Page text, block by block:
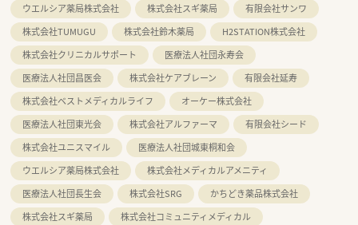
ウエルシア薬局株式会社
株式会社スギ薬局
有限会社サンワ
株式会社TUMUGU
株式会社鈴木薬局
H2STATION株式会社
株式会社クリニカルサポート
医療法人社団永寿会
医療法人社団昌医会
株式会社ケアブレーン
有限会社延寿
株式会社ベストメディカルライフ
オーケー株式会社
医療法人社団東光会
株式会社アルファーマ
有限会社シード
株式会社ユニスマイル
医療法人社団城東桐和会
ウエルシア薬局株式会社
株式会社メディカルアメニティ
医療法人社団長生会
株式会社SRG
かちどき薬品株式会社
株式会社スギ薬局
株式会社コミュニティメディカル